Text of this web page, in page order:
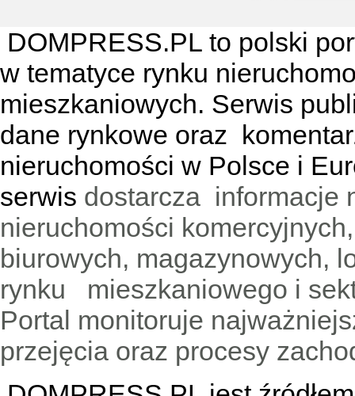
DOMPRESS.PL to polski
w tematyce rynku
mieszkaniowych. Serwis
dane rynkowe oraz
nieruchomości w Polsce i
serwis dostarcza informacje
nieruchomości
biurowych, magazynowych,
rynku mieszkaniowego i
Portal monitoruje
przejęcia oraz procesy